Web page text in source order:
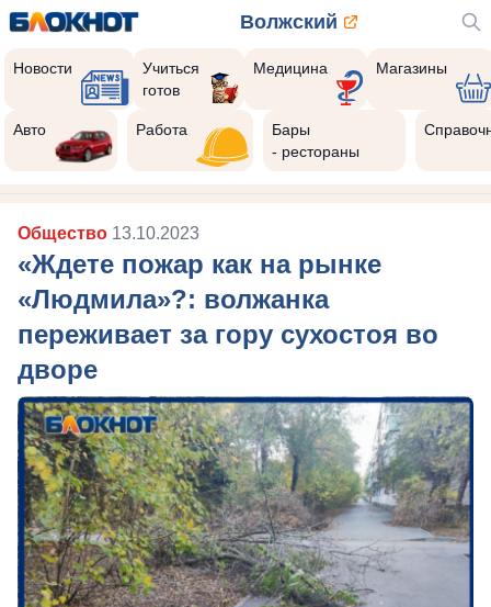
Волжский
Новости
Учиться
готов
Медицина Магазины
Авто Работа
Бары
- рестораны
Общество 13.10.2023
«Ждете пожар как на рынке
«Людмила»?: волжанка
переживает за гору сухостоя во
дворе